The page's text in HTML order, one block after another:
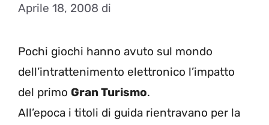
Aprile 18, 2008 di
Pochi giochi hanno avuto sul mondo
dell’intrattenimento elettronico l’impatto
del primo Gran Turismo.
All’epoca i titoli di guida rientravano per la